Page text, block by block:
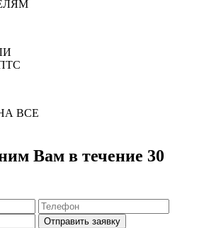
ВСЕ
Вам в течение 30
Отправить заявку